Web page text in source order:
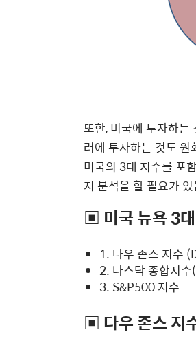
또한, 미국에 투자하
러에 투자하는 것도
미국의 3대 지수를 포
지 분석을 할 필요가
▣ 미국 뉴욕 3
1. 다우 존스 지수
2. 나스닥 종합지
3. S&P500 지수
▣ 다우 존스 지